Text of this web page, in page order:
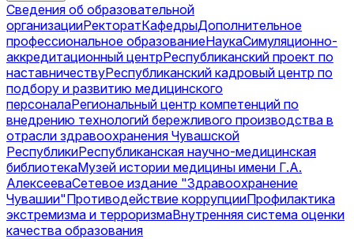
Сведения об образовательной
организацииРекторатКафедрыДополнительное
профессиональное образованиеНаукаСимуляционно-
аккредитационный центрРеспубликанский проект по
наставничествуРеспубликанский кадровый центр по
подбору и развитию медицинского
персоналаРегиональный центр компетенций по
внедрению технологий бережливого производства в
отрасли здравоохранения Чувашской
РеспубликиРеспубликанская научно-медицинская
библиотекаМузей истории медицины имени Г.А.
АлексееваСетевое издание "Здравоохранение
Чувашии"Противодействие коррупцииПрофилактика
экстремизма и терроризмаВнутренняя система оценки
качества образования